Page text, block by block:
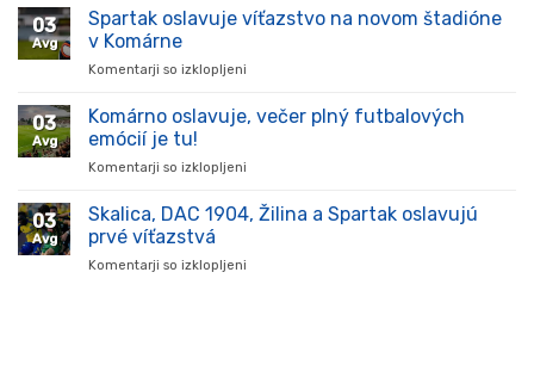
stal
súťaži
Lavrinčík
sa
03
Avg
Spartak oslavuje víťazstvo na novom štadióne
v Komárne
Komentarji so izklopljeni
oslavuje
v
03
Avg
Komárno oslavuje, večer plný futbalových
emócií je tu!
Komentarji so izklopljeni
oslavuje,
03
Avg
Skalica, DAC 1904, Žilina a Spartak oslavujú
prvé víťazstvá
Komentarji so izklopljeni